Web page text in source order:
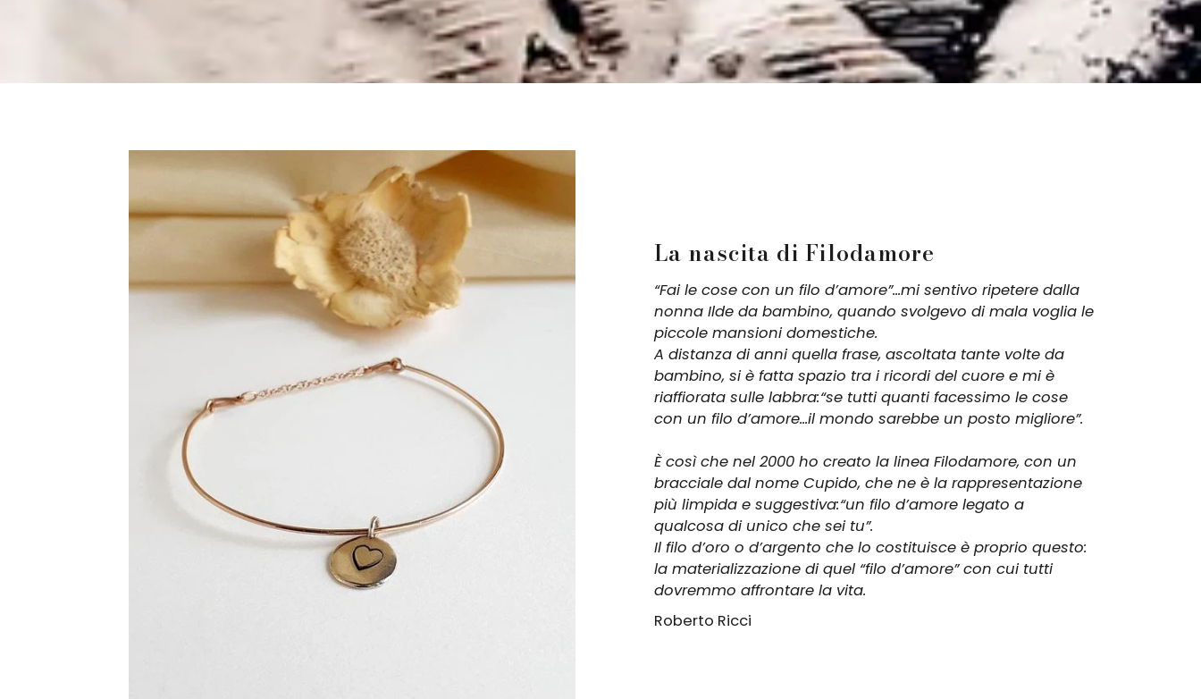
La nascita di Filodamore
“Fai le cose con un filo d’amore”...mi sentivo ripetere dalla
nonna Ilde da bambino, quando svolgevo di mala voglia le
piccole mansioni domestiche.
A distanza di anni quella frase, ascoltata tante volte da
bambino, si è fatta spazio tra i ricordi del cuore e mi è
riaffiorata sulle labbra:“se tutti quanti facessimo le cose
con un filo d’amore...il mondo sarebbe un posto migliore”.
È così che nel 2000 ho creato la linea Filodamore, con un
bracciale dal nome Cupido, che ne è la rappresentazione
più limpida e suggestiva:“un filo d’amore legato a
qualcosa di unico che sei tu”.
Il filo d’oro o d’argento che lo costituisce è proprio questo:
la materializzazione di quel “filo d’amore” con cui tutti
dovremmo affrontare la vita.
Roberto Ricci